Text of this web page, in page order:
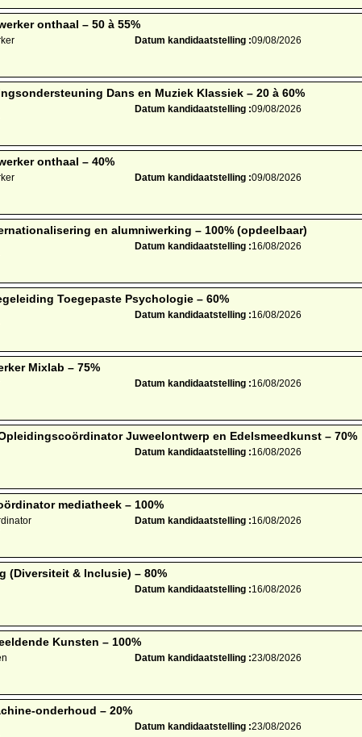
onthaal – 50 à 55%
Datum kandidaatstelling :09/08/2026
Dans en Muziek Klassiek – 20 à 60%
Datum kandidaatstelling :09/08/2026
onthaal – 40%
Datum kandidaatstelling :09/08/2026
en alumniwerking – 100% (opdeelbaar)
Datum kandidaatstelling :16/08/2026
Toegepaste Psychologie – 60%
Datum kandidaatstelling :16/08/2026
Mixlab – 75%
Datum kandidaatstelling :16/08/2026
Juweelontwerp en Edelsmeedkunst – 70%
Datum kandidaatstelling :16/08/2026
mediatheek – 100%
Datum kandidaatstelling :16/08/2026
(Diversiteit & Inclusie) – 80%
Datum kandidaatstelling :16/08/2026
Kunsten – 100%
Datum kandidaatstelling :23/08/2026
onderhoud – 20%
Datum kandidaatstelling :23/08/2026